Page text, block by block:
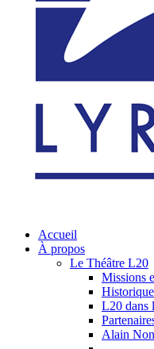
Accueil
À propos
Le Théâtre L20
Missions
Historique
L20 dans
Alain